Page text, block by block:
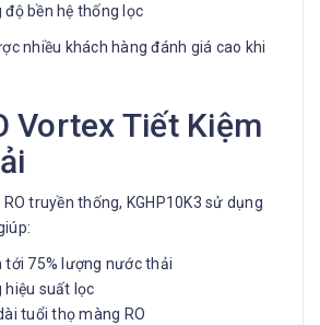
độ bền hệ thống lọc
nhiều khách hàng đánh giá cao khi
Vortex Tiết Kiệm
truyền thống, KGHP10K3 sử dụng
tới 75% lượng nước thải
hiệu suất lọc
tuổi thọ màng RO